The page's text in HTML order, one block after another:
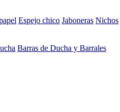
Espejo chico Jaboneras Nichos
Barras de Ducha y Barrales